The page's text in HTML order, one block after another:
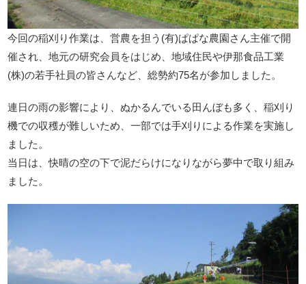
今回の稲刈り作業は、営農を担う(有)ぱぱな農園さん主催で開
催され、地元の研究会員をはじめ、地域住民や伊那食品工業
(株)の若手社員の皆さんなど、総勢約75名が参加しました。
連日の雨の影響により、ぬかるんでいる田んぼも多く、稲刈り
機での収穫が難しいため、一部では手刈りによる作業を実施し
ました。
当日は、快晴の空の下で泥だらけになりながら夢中で取り組み
ました。